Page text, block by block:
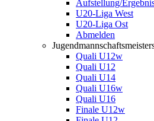
Aufstellung/
U20-Liga West
U20-Liga Ost
Abmelden
Quali U12w
Quali U12
Quali U14
Quali U16w
Quali U16
Finale U12w